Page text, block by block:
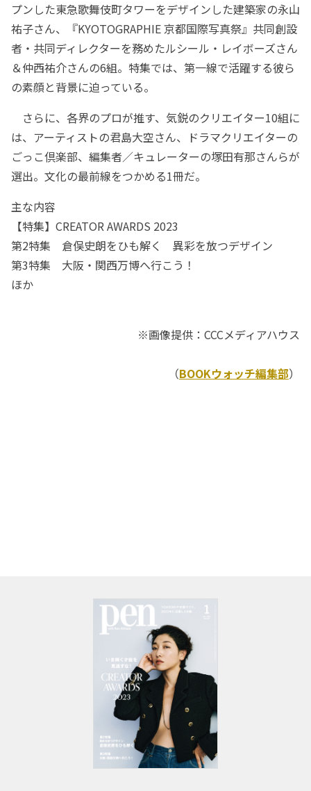
プンした東急歌舞伎町タワーをデザインした建築家の永山
祐子さん、『KYOTOGRAPHIE 京都国際写真祭』共同創設
者・共同ディレクターを務めたルシール・レイボーズさん
＆仲西祐介さんの6組。特集では、第一線で活躍する彼ら
の素顔と背景に迫っている。
さらに、各界のプロが推す、気鋭のクリエイター10組に
は、アーティストの君島大空さん、ドラマクリエイターの
ごっこ倶楽部、編集者／キュレーターの塚田有那さんらが
選出。文化の最前線をつかめる1冊だ。
主な内容
【特集】CREATOR AWARDS 2023
第2特集 倉俣史朗をひも解く 異彩を放つデザイン
第3特集 大阪・関西万博へ行こう！
ほか
※画像提供：CCCメディアハウス
（BOOKウォッチ編集部）